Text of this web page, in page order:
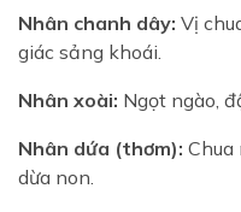
Nhân chanh dây: Vị
giác sảng khoái.
Nhân xoài: Ngọt ngào,
Nhân dứa (thơm): Chua
dừa non.